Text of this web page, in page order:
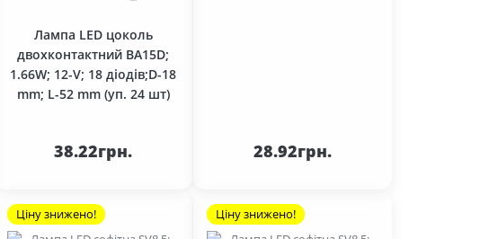
Лампа LED цоколь
двохконтактний BA15D;
1.66W; 12-V; 18 діодів;D-18
mm; L-52 mm (уп. 24 шт)
38.22грн.
кошика
28.92грн.
кошика
Ціну знижено! Ціну знижено!